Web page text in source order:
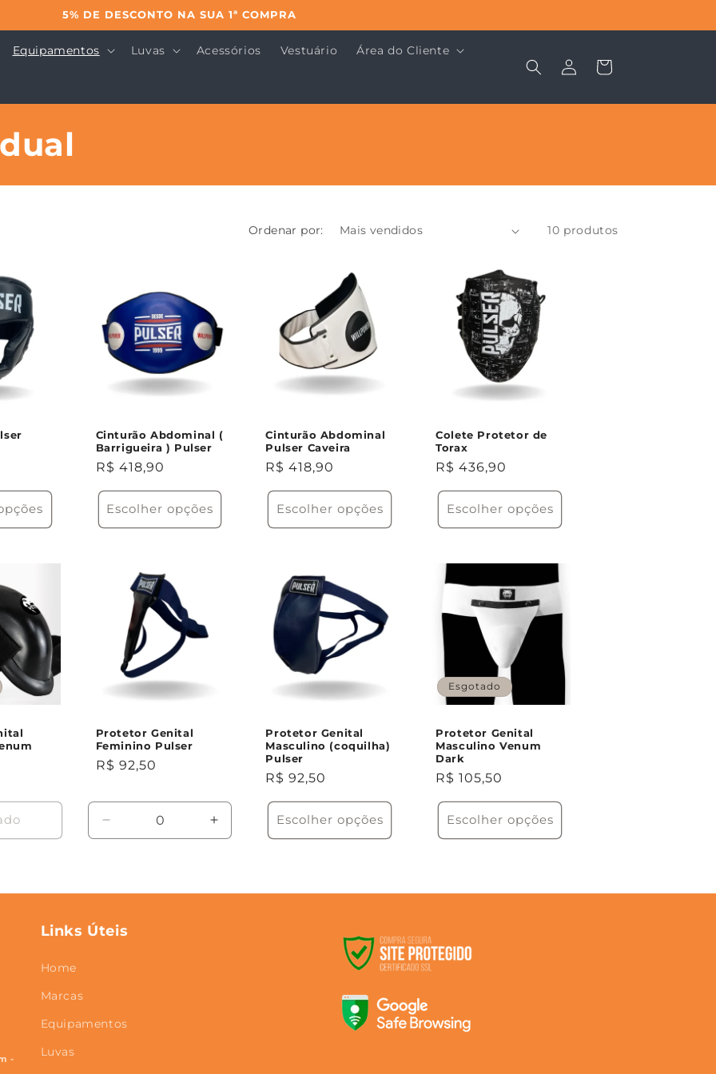
5% DE DESCONTO NA SUA 1ª COMPRA
Equipamentos Luvas Acessórios Vestuário Área do Cliente
Fazer
login
Carrinho
Ordenar por: 10 produtos
Cinturão Abdominal (
Barrigueira ) Pulser
Preço
R$ 418,90
Escolher opções
Cinturão Abdominal
Pulser Caveira
Preço
R$ 418,90
Escolher opções
Colete Protetor de
Torax
Preço
R$ 436,90
Escolher opções
Protetor Genital
Feminino Pulser
Preço
R$ 92,50
Diminuir
a
Preto
Único
Aumentar
a
Preto
Protetor Genital
Masculino (coquilha)
Pulser
Preço
R$ 92,50
Escolher opções
Esgotado
Protetor Genital
Masculino Venum
Dark
Preço
R$ 105,50
Escolher opções
-
Links Úteis
Home
Marcas
Equipamentos
Luvas